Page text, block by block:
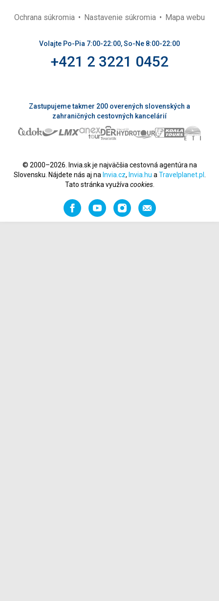
Ochrana súkromia Nastavenie súkromia Mapa webu
Volajte Po-Pia 7:00-22:00, So-Ne 8:00-22:00
+421 2 3221 0452
Zastupujeme takmer 200 overených slovenských a
zahraničných cestovných kancelárií
© 2000–2026. Invia.sk je najväčšia cestovná agentúra na
Slovensku. Nájdete nás aj na Invia.cz, Invia.hu a Travelplanet.pl
Tato stránka využíva cookies.
FacebookYouTubeInstagramOdporučiť